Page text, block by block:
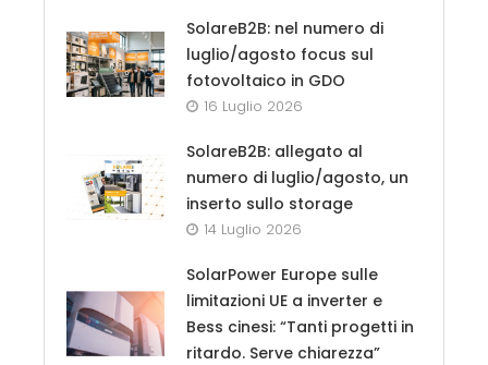
SolareB2B: nel numero di
luglio/agosto focus sul
fotovoltaico in GDO
16 Luglio 2026
SolareB2B: allegato al
numero di luglio/agosto, un
inserto sullo storage
14 Luglio 2026
SolarPower Europe sulle
limitazioni UE a inverter e
Bess cinesi: “Tanti progetti in
ritardo. Serve chiarezza”